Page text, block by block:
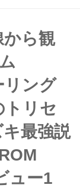
性能を“やや
うか?......い
ム800DEの
ように曲が
ら観
リング
トリセ
最強説
ュー1